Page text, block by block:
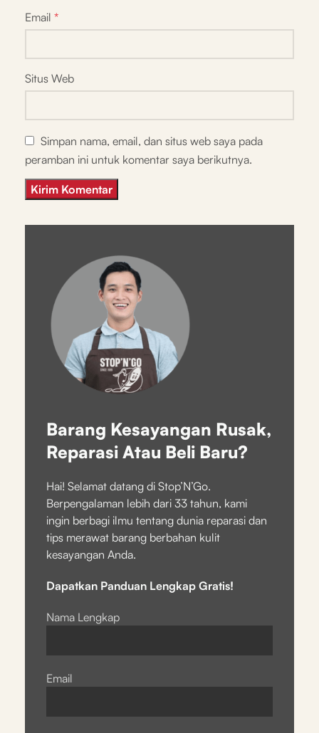
Email *
Situs Web
Simpan nama, email, dan situs web saya pada
peramban ini untuk komentar saya berikutnya.
Barang Kesayangan Rusak,
Reparasi Atau Beli Baru?
Hai! Selamat datang di Stop’N’Go.
Berpengalaman lebih dari 33 tahun, kami
ingin berbagi ilmu tentang dunia reparasi dan
tips merawat barang berbahan kulit
kesayangan Anda.
Dapatkan Panduan Lengkap Gratis!
Nama Lengkap
Email